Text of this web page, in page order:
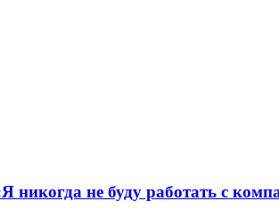
не буду работать с